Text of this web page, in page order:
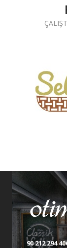
90 212 294